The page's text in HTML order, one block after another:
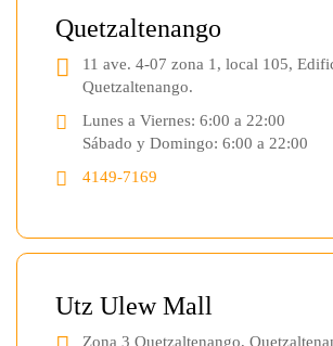
Quetzaltenango
11 ave. 4-07 zona 1, local 105,
Quetzaltenango.
Lunes a Viernes: 6:00 a 22:00
Sábado y Domingo: 6:00 a 22:00
4149-7169
Utz Ulew Mall
Zona 3 Quetzaltenango,